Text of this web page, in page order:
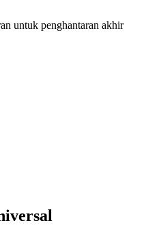
untuk penghantaran akhir